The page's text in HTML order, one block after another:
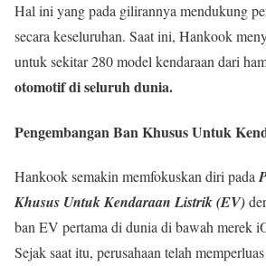
Hal ini yang pada gilirannya mendukung
secara keseluruhan. Saat ini, Hankook
untuk sekitar 280 model kendaraan dari
otomotif di seluruh dunia.
Pengembangan Ban Khusus Untuk
Hankook semakin memfokuskan diri pada
Khusus Untuk Kendaraan Listrik (EV)
ban EV pertama di dunia di bawah merek
Sejak saat itu, perusahaan telah